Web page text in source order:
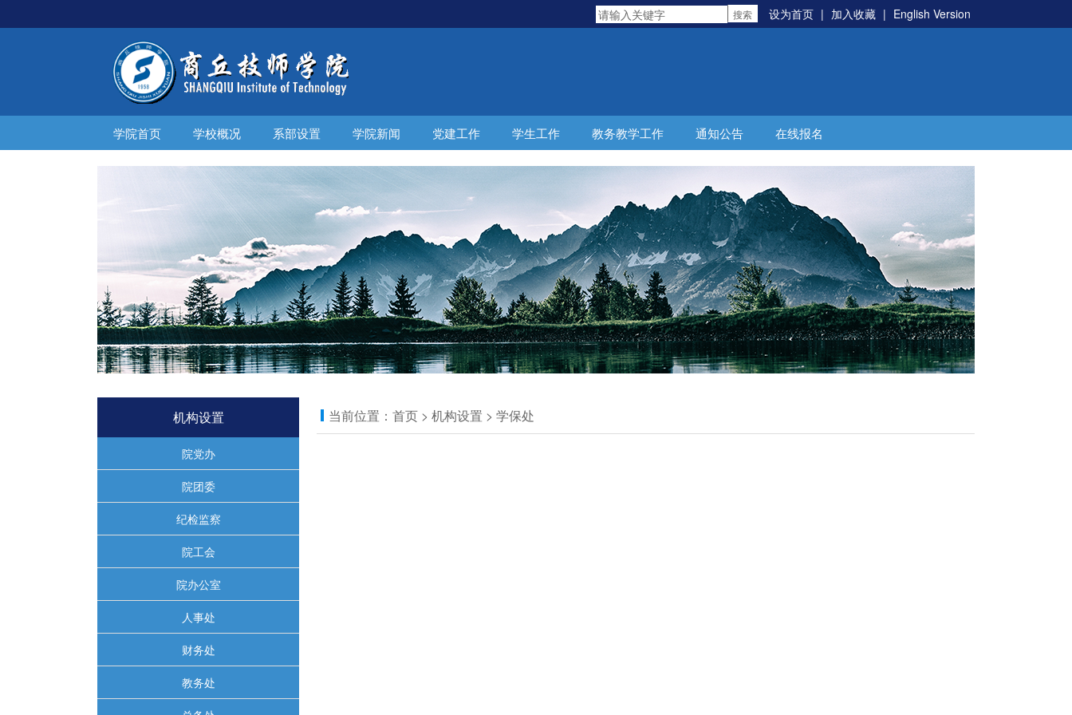
设为首页 | 加入收藏 | English Version
学院首页 学校概况 系部设置 学院新闻 党建工作 学生工作 教务教学工作 通知公告 在线报名
机构设置
院党办
院团委
纪检监察
院工会
院办公室
人事处
财务处
教务处
当前位置： 首页 > 机构设置 > 学保处